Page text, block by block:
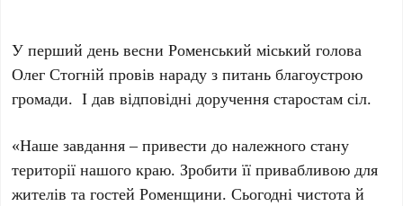
У перший день весни Роменський міський голова
Олег Стогній провів нараду з питань благоустрою
громади. І дав відповідні доручення старостам сіл.
«Наше завдання – привести до належного стану
території нашого краю. Зробити її привабливою для
жителів та гостей Роменщини. Сьогодні чистота й